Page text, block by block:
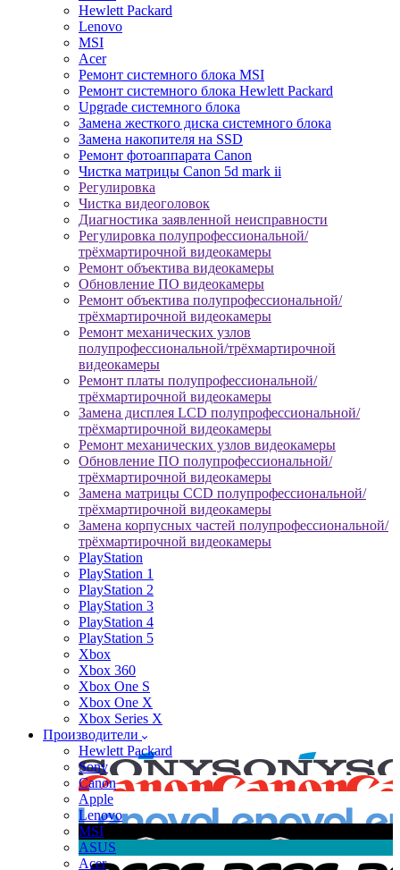
Hewlett Packard
Lenovo
MSI
Acer
Ремонт системного блока MSI
Ремонт системного блока Hewlett Packard
Upgrade системного блока
Замена жесткого диска системного блока
Замена накопителя на SSD
Ремонт фотоаппарата Canon
Чистка матрицы Canon 5d mark ii
Регулировка
Чистка видеоголовок
Диагностика заявленной неисправности
Регулировка полупрофессиональной/
трёхмартирочной видеокамеры
Ремонт объектива видеокамеры
Обновление ПО видеокамеры
Ремонт объектива полупрофессиональной/
трёхмартирочной видеокамеры
Ремонт механических узлов
полупрофессиональной/трёхмартирочной
видеокамеры
Ремонт платы полупрофессиональной/
трёхмартирочной видеокамеры
Замена дисплея LCD полупрофессиональной/
трёхмартирочной видеокамеры
Ремонт механических узлов видеокамеры
Обновление ПО полупрофессиональной/
трёхмартирочной видеокамеры
Замена матрицы CCD полупрофессиональной/
трёхмартирочной видеокамеры
Замена корпусных частей полупрофессиональной/
трёхмартирочной видеокамеры
PlayStation
PlayStation 1
PlayStation 2
PlayStation 3
PlayStation 4
PlayStation 5
Xbox
Xbox 360
Xbox One S
Xbox One X
Xbox Series X
Производители
Hewlett Packard
Sony
Canon
Apple
Lenovo
MSI
ASUS
Acer